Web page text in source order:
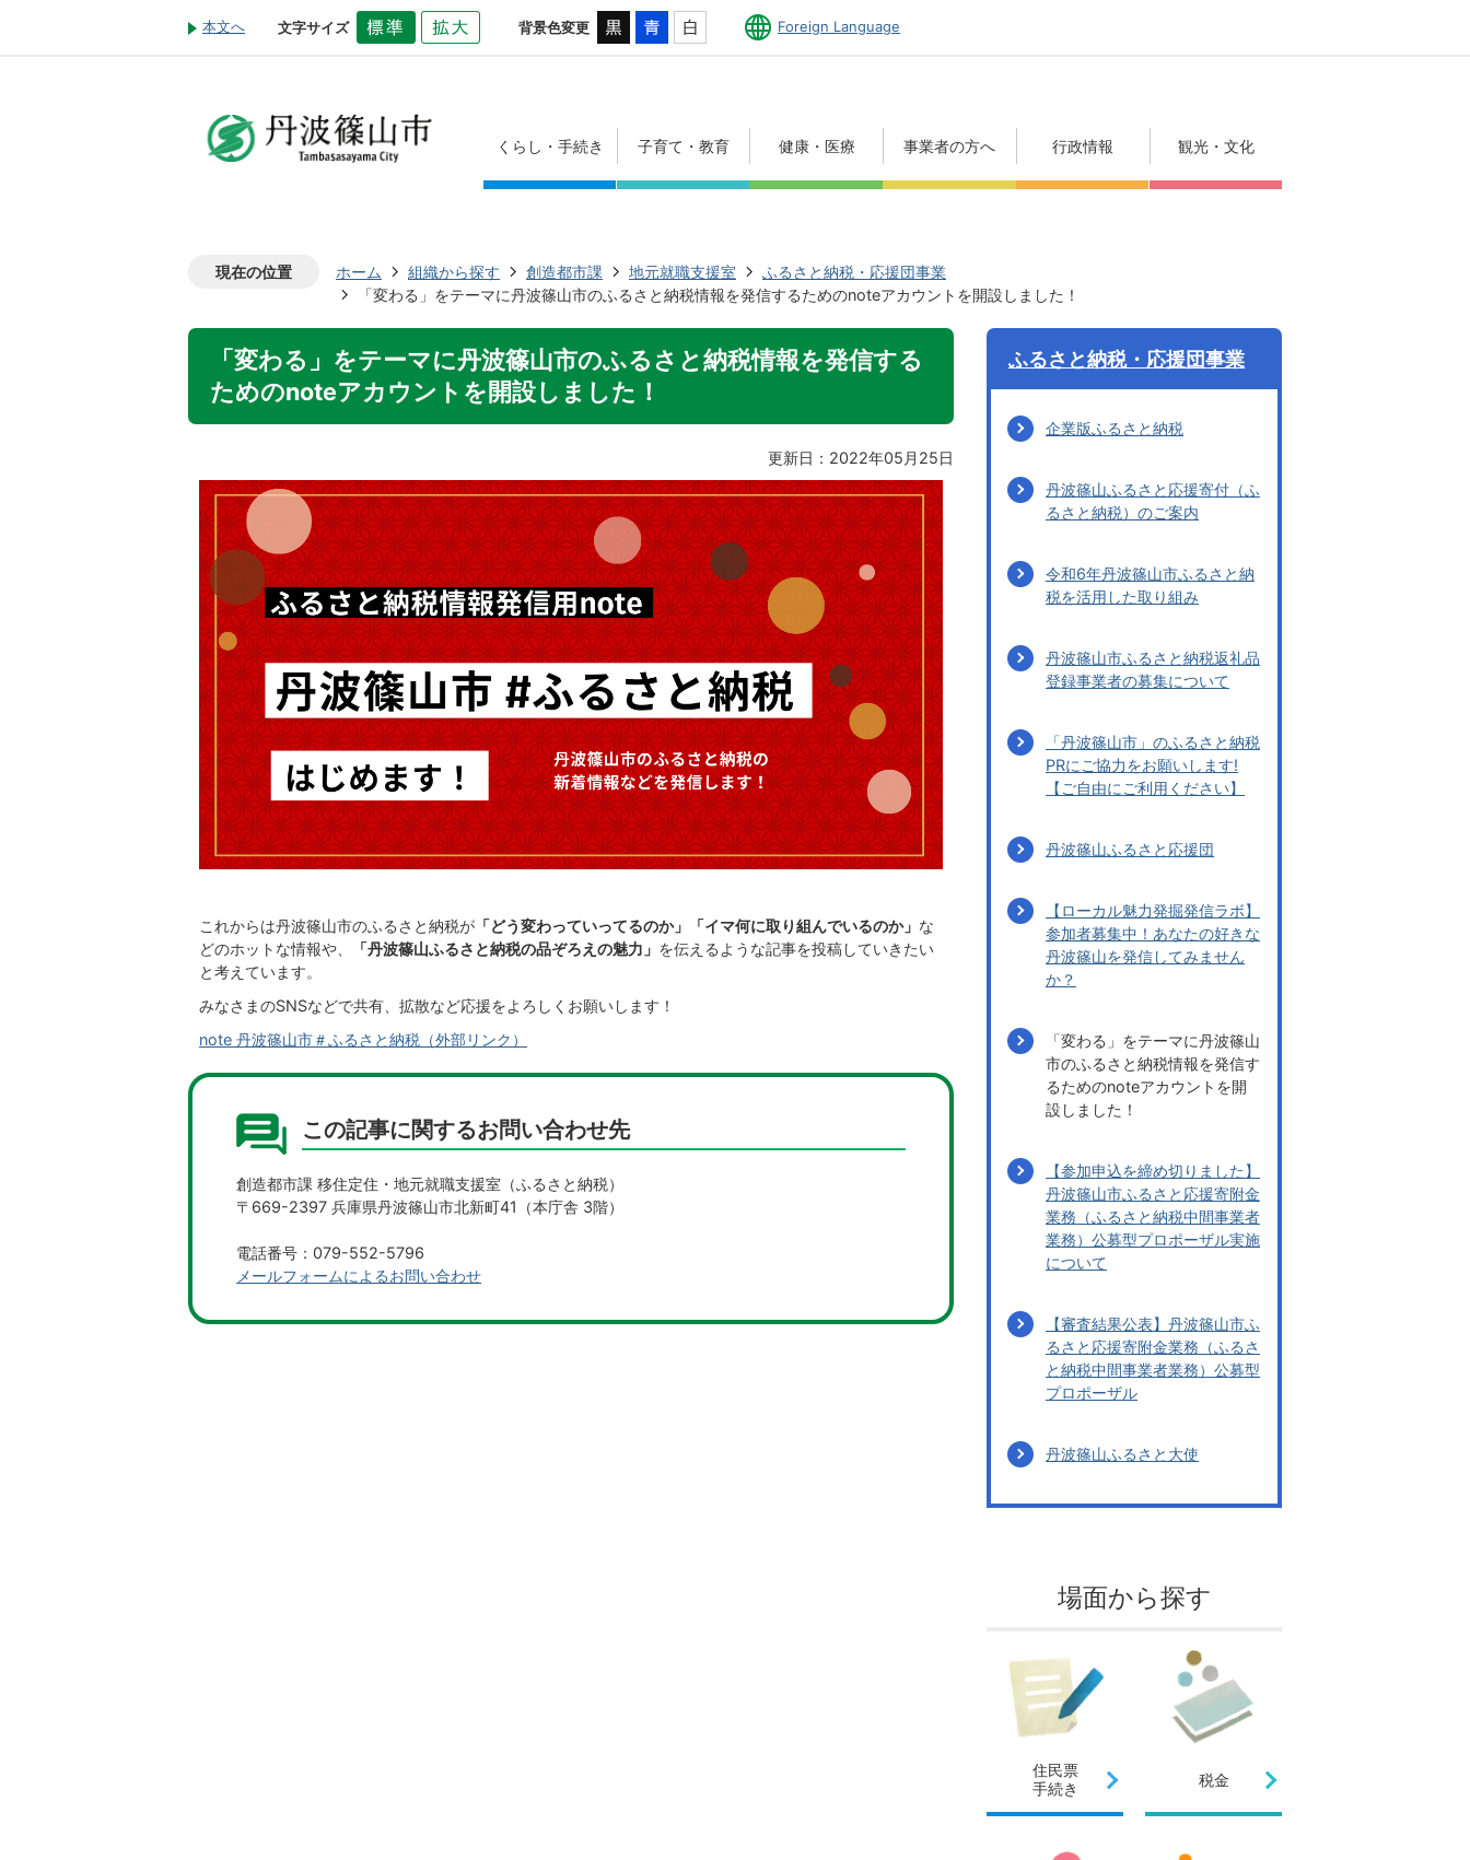
本文へ 文字サイズ 背景色変更 Foreign Language
くらし・手続き 子育て・教育 健康・医療 事業者の方へ 行政情報 観光・文化
現在の位置 ホーム 組織から探す 創造都市課 地元就職支援室
ふるさと納税・応援団事業
「変わる」をテーマに丹波篠山市のふるさと納税情報を発信するためのnoteアカウントを開設しました！
「変わる」をテーマに丹波篠山市のふるさと納税情報を発信する
ためのnoteアカウントを開設しました！
更新日：2022年05月25日
これからは丹波篠山市のふるさと納税が 「どう変わっていってるのか」「イマ何に取り組んでいるのか」 な
どのホットな情報や、
「丹波篠山ふるさと納税の品ぞろえの魅力」 を伝えるような記事を投稿していきたい
と考えています。
みなさまのSNSなどで共有、拡散など応援をよろしくお願いします！
note 丹波篠山市＃ふるさと納税（外部リンク）
この記事に関するお問い合わせ先
創造都市課 移住定住・地元就職支援室（ふるさと納税）
〒669-2397 兵庫県丹波篠山市北新町41（本庁舎 3階）
電話番号：079-552-5796
メールフォームによるお問い合わせ
ふるさと納税・応援団事業
企業版ふるさと納税
丹波篠山ふるさと応援寄付（ふ
るさと納税）のご案内
令和6年丹波篠山市ふるさと納
税を活用した取り組み
丹波篠山市ふるさと納税返礼品
登録事業者の募集について
「丹波篠山市」のふるさと納税
PRにご協力をお願いします!
【ご自由にご利用ください】
丹波篠山ふるさと応援団
【ローカル魅力発掘発信ラボ】
参加者募集中！あなたの好きな
丹波篠山を発信してみません
か？
「変わる」をテーマに丹波篠山
市のふるさと納税情報を発信す
るためのnoteアカウントを開
設しました！
【参加申込を締め切りました】
丹波篠山市ふるさと応援寄附金
業務（ふるさと納税中間事業者
業務）公募型プロポーザル実施
について
【審査結果公表】丹波篠山市ふ
るさと応援寄附金業務（ふるさ
と納税中間事業者業務）公募型
プロポーザル
丹波篠山ふるさと大使
場面から探す
住民票
手続き
税金